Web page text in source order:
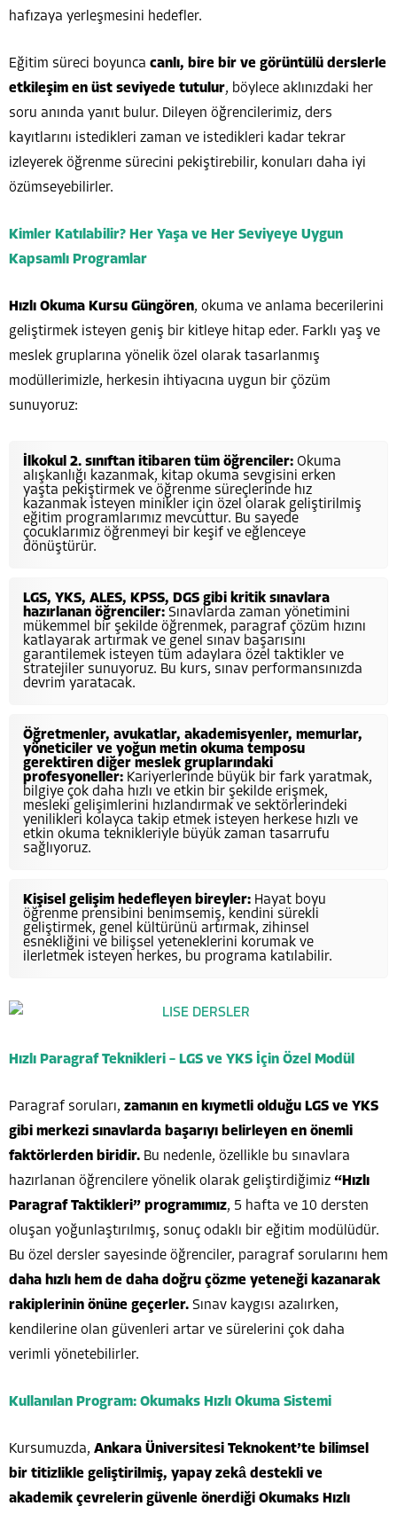
hafızaya yerleşmesini hedefler.
Eğitim süreci boyunca canlı, bire bir ve görüntülü derslerle
etkileşim en üst seviyede tutulur, böylece aklınızdaki her
soru anında yanıt bulur. Dileyen öğrencilerimiz, ders
kayıtlarını istedikleri zaman ve istedikleri kadar tekrar
izleyerek öğrenme sürecini pekiştirebilir, konuları daha iyi
özümseyebilirler.
Kimler Katılabilir? Her Yaşa ve Her Seviyeye Uygun
Kapsamlı Programlar
Hızlı Okuma Kursu Güngören, okuma ve anlama becerilerini
geliştirmek isteyen geniş bir kitleye hitap eder. Farklı yaş ve
meslek gruplarına yönelik özel olarak tasarlanmış
modüllerimizle, herkesin ihtiyacına uygun bir çözüm
sunuyoruz:
İlkokul 2. sınıftan itibaren tüm öğrenciler: Okuma
alışkanlığı kazanmak, kitap okuma sevgisini erken
yaşta pekiştirmek ve öğrenme süreçlerinde hız
kazanmak isteyen minikler için özel olarak geliştirilmiş
eğitim programlarımız mevcuttur. Bu sayede
çocuklarımız öğrenmeyi bir keşif ve eğlenceye
dönüştürür.
LGS, YKS, ALES, KPSS, DGS gibi kritik sınavlara
hazırlanan öğrenciler: Sınavlarda zaman yönetimini
mükemmel bir şekilde öğrenmek, paragraf çözüm hızını
katlayarak artırmak ve genel sınav başarısını
garantilemek isteyen tüm adaylara özel taktikler ve
stratejiler sunuyoruz. Bu kurs, sınav performansınızda
devrim yaratacak.
Öğretmenler, avukatlar, akademisyenler, memurlar,
yöneticiler ve yoğun metin okuma temposu
gerektiren diğer meslek gruplarındaki
profesyoneller: Kariyerlerinde büyük bir fark yaratmak,
bilgiye çok daha hızlı ve etkin bir şekilde erişmek,
mesleki gelişimlerini hızlandırmak ve sektörlerindeki
yenilikleri kolayca takip etmek isteyen herkese hızlı ve
etkin okuma teknikleriyle büyük zaman tasarrufu
sağlıyoruz.
Kişisel gelişim hedefleyen bireyler: Hayat boyu
öğrenme prensibini benimsemiş, kendini sürekli
geliştirmek, genel kültürünü artırmak, zihinsel
esnekliğini ve bilişsel yeteneklerini korumak ve
ilerletmek isteyen herkes, bu programa katılabilir.
Hızlı Paragraf Teknikleri – LGS ve YKS İçin Özel Modül
Paragraf soruları, zamanın en kıymetli olduğu LGS ve YKS
gibi merkezi sınavlarda başarıyı belirleyen en önemli
faktörlerden biridir. Bu nedenle, özellikle bu sınavlara
hazırlanan öğrencilere yönelik olarak geliştirdiğimiz “Hızlı
Paragraf Taktikleri” programımız, 5 hafta ve 10 dersten
oluşan yoğunlaştırılmış, sonuç odaklı bir eğitim modülüdür.
Bu özel dersler sayesinde öğrenciler, paragraf sorularını hem
daha hızlı hem de daha doğru çözme yeteneği kazanarak
rakiplerinin önüne geçerler. Sınav kaygısı azalırken,
kendilerine olan güvenleri artar ve sürelerini çok daha
verimli yönetebilirler.
Kullanılan Program: Okumaks Hızlı Okuma Sistemi
Kursumuzda, Ankara Üniversitesi Teknokent’te bilimsel
bir titizlikle geliştirilmiş, yapay zekâ destekli ve
akademik çevrelerin güvenle önerdiği Okumaks Hızlı